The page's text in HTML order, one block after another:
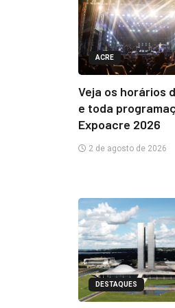
ACRE
Veja os horários
e toda
Expoacre 2026
2 de agosto de 2026
DESTAQUES